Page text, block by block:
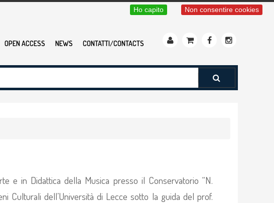
OPEN ACCESS NEWS CONTATTI/CONTACTS
e in Didattica della Musica presso il Conservatorio “N.
Culturali dell’Università di Lecce sotto la guida del prof.
Non consentire cookies
Ho capito